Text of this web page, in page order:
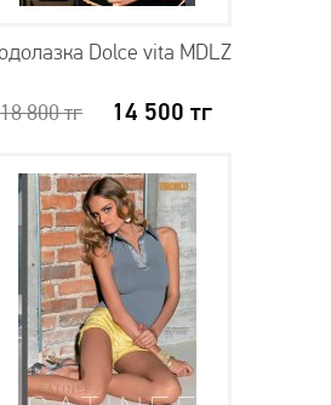
Dolce vita MDLZ
18 800тг 14 500 тг